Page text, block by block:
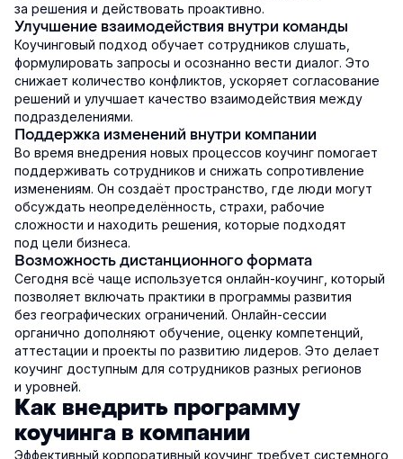
за решения и действовать проактивно.
Улучшение взаимодействия внутри команды
Коучинговый подход обучает сотрудников слушать,
формулировать запросы и осознанно вести диалог. Это
снижает количество конфликтов, ускоряет согласование
решений и улучшает качество взаимодействия между
подразделениями.
Поддержка изменений внутри компании
Во время внедрения новых процессов коучинг помогает
поддерживать сотрудников и снижать сопротивление
изменениям. Он создаёт пространство, где люди могут
обсуждать неопределённость, страхи, рабочие
сложности и находить решения, которые подходят
под цели бизнеса.
Возможность дистанционного формата
Сегодня всё чаще используется онлайн-коучинг, который
позволяет включать практики в программы развития
без географических ограничений. Онлайн-сессии
органично дополняют обучение, оценку компетенций,
аттестации и проекты по развитию лидеров. Это делает
коучинг доступным для сотрудников разных регионов
и уровней.
Как внедрить программу
коучинга в компании
Эффективный корпоративный коучинг требует системного